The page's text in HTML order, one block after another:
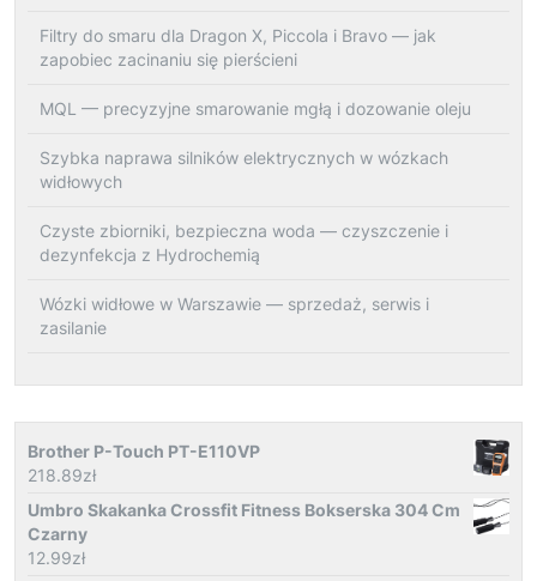
Filtry do smaru dla Dragon X, Piccola i Bravo — jak
zapobiec zacinaniu się pierścieni
MQL — precyzyjne smarowanie mgłą i dozowanie oleju
Szybka naprawa silników elektrycznych w wózkach
widłowych
Czyste zbiorniki, bezpieczna woda — czyszczenie i
dezynfekcja z Hydrochemią
Wózki widłowe w Warszawie — sprzedaż, serwis i
zasilanie
Brother P-Touch PT-E110VP
218.89zł
Umbro Skakanka Crossfit Fitness Bokserska 304 Cm
Czarny
12.99zł